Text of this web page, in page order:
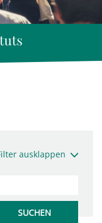
ausklappen